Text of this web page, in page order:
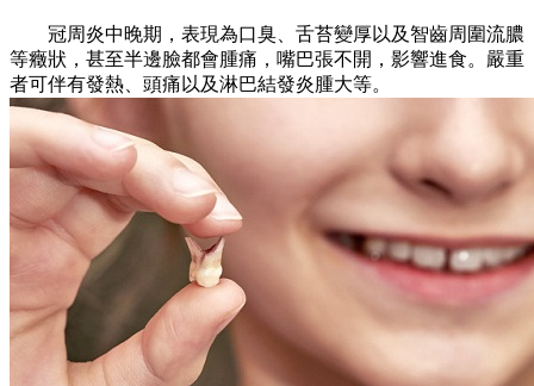
冠周炎中晚期，表現為口臭、舌苔變厚以及智齒周圍流膿
等癥狀，甚至半邊臉都會腫痛，嘴巴張不開，影響進食。嚴重
者可伴有發熱、頭痛以及淋巴結發炎腫大等。